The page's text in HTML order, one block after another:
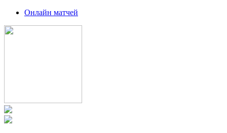
Онлайн матчей